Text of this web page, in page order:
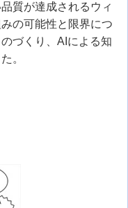
質が達成されるウィ
の可能性と限界につ
づくり、 AI による知
。